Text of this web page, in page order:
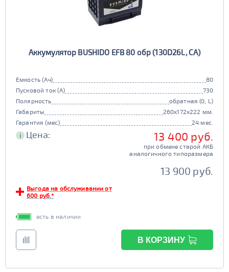
Аккумулятор BUSHIDO EFB 80 обр (130D26L, CA)
Емкость (Ач)
80
Пусковой ток (А)
730
Полярность
обратная (0, L)
Габариты
260x172x222 мм.
Гарантия (мес)
24 мес.
i Цена: 13 400 руб.
при обмене старой АКБ
аналогичного типоразмера
13 900 руб.
Выгода на обслуживании от
600 руб.*
есть в наличии
В КОРЗИНУ